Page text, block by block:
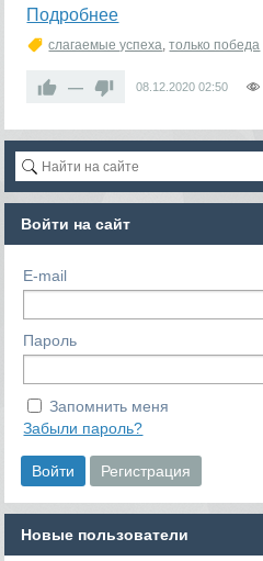
Подробнее
слагаемые успеха,только победа
— 08.12.2020 02:50
Войти на сайт
E-mail
Пароль
Запомнить меня
Забыли пароль?
Новые пользователи